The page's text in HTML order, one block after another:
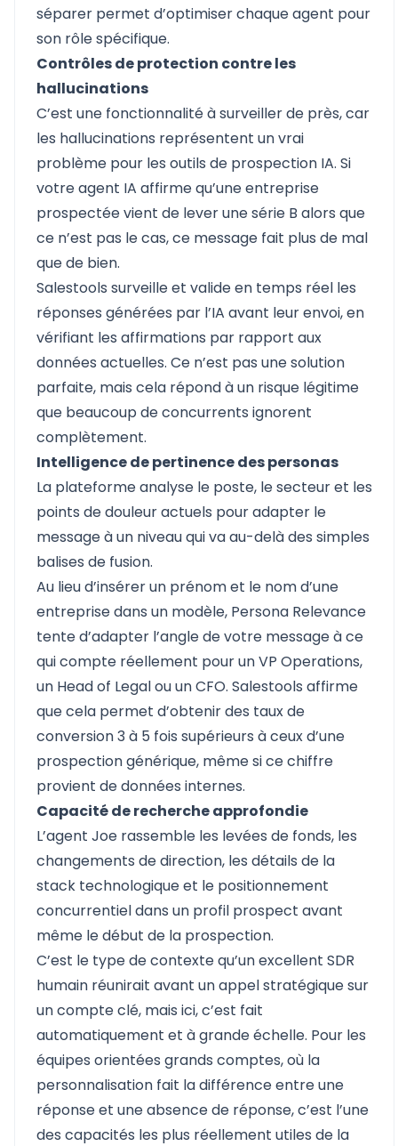
séparer permet d’optimiser chaque agent pour
son rôle spécifique.
Contrôles de protection contre les
hallucinations
C’est une fonctionnalité à surveiller de près, car
les hallucinations représentent un vrai
problème pour les outils de prospection IA. Si
votre agent IA affirme qu’une entreprise
prospectée vient de lever une série B alors que
ce n’est pas le cas, ce message fait plus de mal
que de bien.
Salestools surveille et valide en temps réel les
réponses générées par l’IA avant leur envoi, en
vérifiant les affirmations par rapport aux
données actuelles. Ce n’est pas une solution
parfaite, mais cela répond à un risque légitime
que beaucoup de concurrents ignorent
complètement.
Intelligence de pertinence des personas
La plateforme analyse le poste, le secteur et les
points de douleur actuels pour adapter le
message à un niveau qui va au-delà des simples
balises de fusion.
Au lieu d’insérer un prénom et le nom d’une
entreprise dans un modèle, Persona Relevance
tente d’adapter l’angle de votre message à ce
qui compte réellement pour un VP Operations,
un Head of Legal ou un CFO. Salestools affirme
que cela permet d’obtenir des taux de
conversion 3 à 5 fois supérieurs à ceux d’une
prospection générique, même si ce chiffre
provient de données internes.
Capacité de recherche approfondie
L’agent Joe rassemble les levées de fonds, les
changements de direction, les détails de la
stack technologique et le positionnement
concurrentiel dans un profil prospect avant
même le début de la prospection.
C’est le type de contexte qu’un excellent SDR
humain réunirait avant un appel stratégique sur
un compte clé, mais ici, c’est fait
automatiquement et à grande échelle. Pour les
équipes orientées grands comptes, où la
personnalisation fait la différence entre une
réponse et une absence de réponse, c’est l’une
des capacités les plus réellement utiles de la